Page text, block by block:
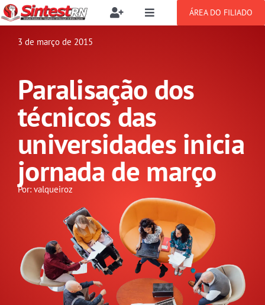
Ir
para
Toggle
Buscar
resultados
Filie-se
Benefícios
Setor jurídico
Toggle
SOBRE
NOTÍCIAS
PUBLICAÇÕES
CONGRESSOS
DOCUMENTOS
GALERIA
ÁREA DO FILIADO
3 de março de 2015
Paralisação dos
técnicos das
universidades inicia
jornada de março
Por: valqueiroz